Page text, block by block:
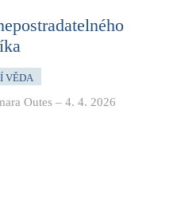
VĚDA
Outes – 4. 4. 2026